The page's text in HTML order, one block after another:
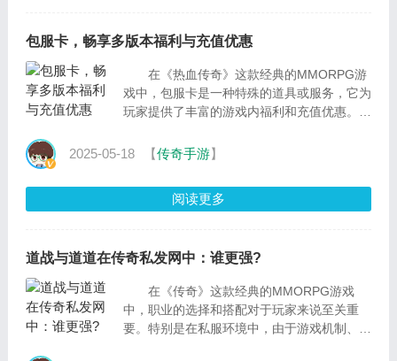
包服卡，畅享多版本福利与充值优惠
在《热血传奇》这款经典的MMORPG游
戏中，包服卡是一种特殊的道具或服务，它为
玩家提供了丰富的游戏内福利和充值优惠。通
享受独特的
2025-05-18 【传奇手游】
阅读更多
道战与道道在传奇私发网中：谁更强?
在《传奇》这款经典的MMORPG游戏
中，职业的选择和搭配对于玩家来说至关重
要。特别是在私服环境中，由于游戏机制、爆